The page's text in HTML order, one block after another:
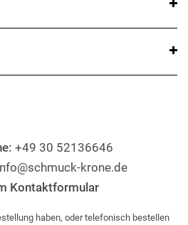
+49 30 52136646
krone.de
Kontaktformular
haben, oder telefonisch bestellen